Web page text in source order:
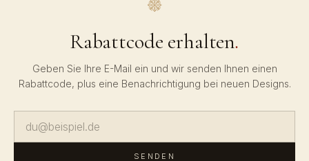
Rabattcode erhalten.
Geben Sie Ihre E-Mail ein und wir senden Ihnen einen
Rabattcode, plus eine Benachrichtigung bei neuen Designs.
SENDEN